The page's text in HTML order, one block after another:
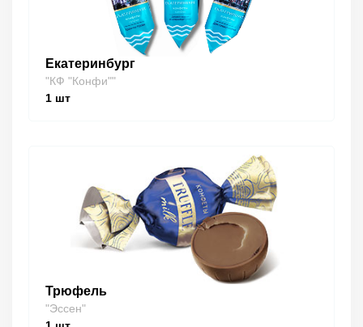
Екатеринбург
"КФ "Конфи""
1 шт
Трюфель
"Эссен"